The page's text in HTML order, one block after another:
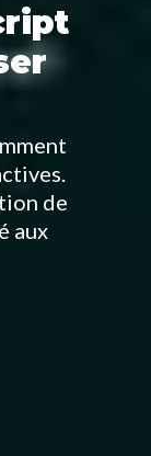
de
aux